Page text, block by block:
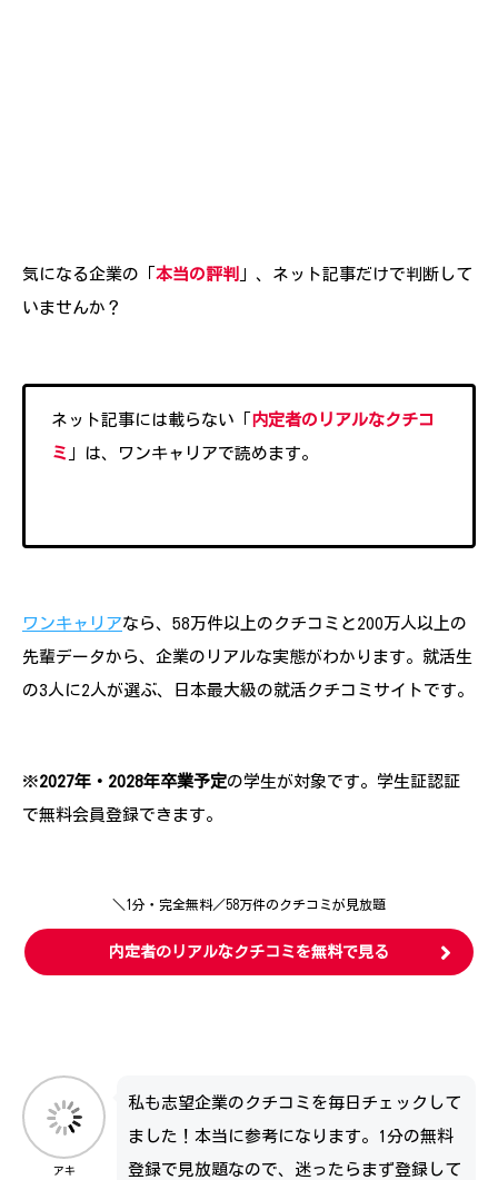
気になる企業の「 本当の評判
」、ネット記事だけで判断して
いませんか？
ネット記事には載らない「
内定者のリアルなクチコ
ミ 」は、ワンキャリアで読めます。
ワンキャリアなら、58万件以上のクチコミと200万人以上の
先輩データから、企業のリアルな実態がわかります。就活生
の3人に2人が選ぶ、日本最大級の就活クチコミサイトです。
※2027年・2028年卒業予定の学生が対象です。学生証認証
で無料会員登録できます。
＼1分・完全無料／58万件のクチコミが見放題
内定者のリアルなクチコミを無料で見る
アキ
私も志望企業のクチコミを毎日チェックして
ました！本当に参考になります。1分の無料
登録で見放題なので、迷ったらまず登録して